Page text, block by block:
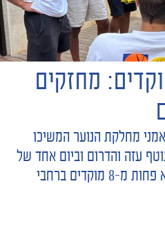
8 מוקדים: מחזקים
מחלקת הנוער המשיכו
עזה והדרום וביום אחד של
פעילות ענפה פגשו אותם בלא פחות מ-8 מוקדים ברחבי